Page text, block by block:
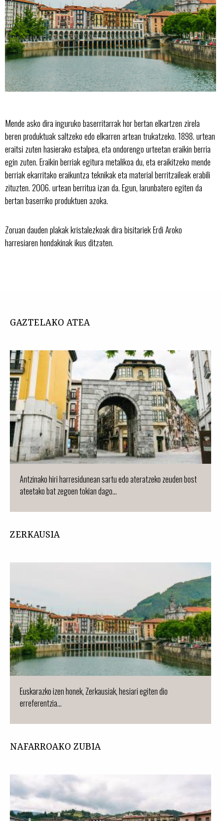
Mende asko dira inguruko baserritarrak hor bertan elkartzen zirela
beren produktuak saltzeko edo elkarren artean trukatzeko. 1898. urtean
eraitsi zuten hasierako estalpea, eta ondorengo urteetan eraikin berria
egin zuten. Eraikin berriak egitura metalikoa du, eta eraikitzeko mende
berriak ekarritako eraikuntza teknikak eta material berritzaileak erabili
zituzten. 2006. urtean berritua izan da. Egun, larunbatero egiten da
bertan baserriko produktuen azoka.
Zoruan dauden plakak kristalezkoak dira bisitariek Erdi Aroko
harresiaren hondakinak ikus ditzaten.
GAZTELAKO ATEA
Antzinako hiri harresidunean sartu edo ateratzeko zeuden bost
ateetako bat zegoen tokian dago...
ZERKAUSIA
Euskarazko izen honek, Zerkausiak, hesiari egiten dio
erreferentzia...
NAFARROAKO ZUBIA